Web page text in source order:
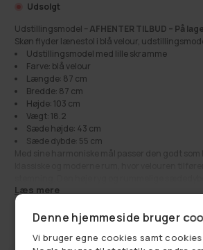
Udsolgt
Udstillingsmodel –AFHENTER TILBUD – På
Skøn flyder lænestol i blå velour,
Udstillingsmodel med lille skramme
Farve: blå velour
Længde: 87 cm
Bredde: 87 cm
Højde: 103 cm
Vægt: 18.2
Sæde højde: 43 cm
Sæde dybde: 55 cm
Med sine harmoniske mål passer den godt som
du vil synke ned med en bog eller nyde en stille
Perfekt til dig, der gerne vil se stolen og
får sin faste plads derhjemme.
Se alt: Få på lager,Udsalg
Læs mere
Normalpris
4.510,00 kr
Udsalgspris
1.860,00 kr
Denne hjemmeside bruger
Vi bruger egne cookies samt